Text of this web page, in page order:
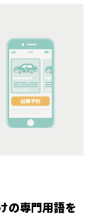
の専門用語を